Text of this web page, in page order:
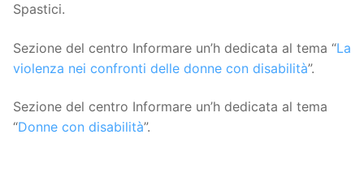
Spastici.
Sezione del centro Informare un’h dedicata al tema “La
violenza nei confronti delle donne con disabilità”.
Sezione del centro Informare un’h dedicata al tema
“Donne con disabilità”.